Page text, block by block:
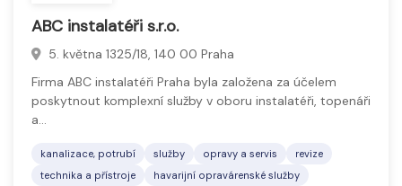
ABC instalatéři s.r.o.
5. května 1325/18, 140 00 Praha
Firma ABC instalatéři Praha byla založena za účelem
poskytnout komplexní služby v oboru instalatéři, topenáři
a…
kanalizace, potrubí služby opravy a servis
revize
technika a přístroje
havarijní opravárenské služby